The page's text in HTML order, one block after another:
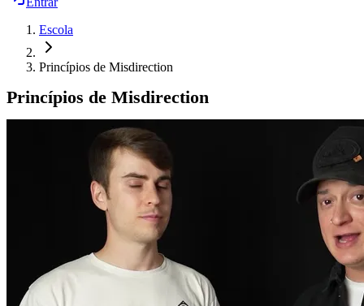
Escola
Princípios de Misdirection
Princípios de Misdirection